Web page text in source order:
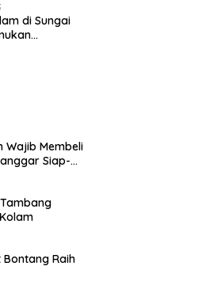
di Sungai
Wajib Membeli
Siap-
Bontang Raih